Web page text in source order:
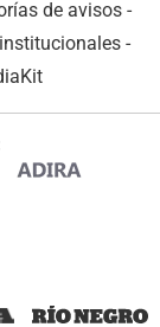
de avisos -
-